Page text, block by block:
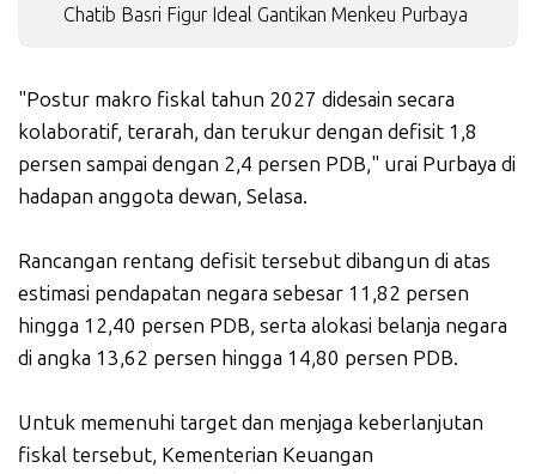
Chatib Basri Figur Ideal Gantikan Menkeu Purbaya
"Postur makro fiskal tahun 2027 didesain secara
kolaboratif, terarah, dan terukur dengan defisit 1,8
persen sampai dengan 2,4 persen PDB," urai Purbaya di
hadapan anggota dewan, Selasa.
Rancangan rentang defisit tersebut dibangun di atas
estimasi pendapatan negara sebesar 11,82 persen
hingga 12,40 persen PDB, serta alokasi belanja negara
di angka 13,62 persen hingga 14,80 persen PDB.
Untuk memenuhi target dan menjaga keberlanjutan
fiskal tersebut, Kementerian Keuangan